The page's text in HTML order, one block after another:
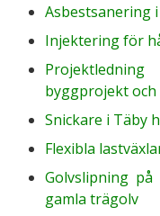
Asbestsanering
Injektering för
byggprojekt
Snickare i Täby
Flexibla
Golvslipning
gamla trägolv